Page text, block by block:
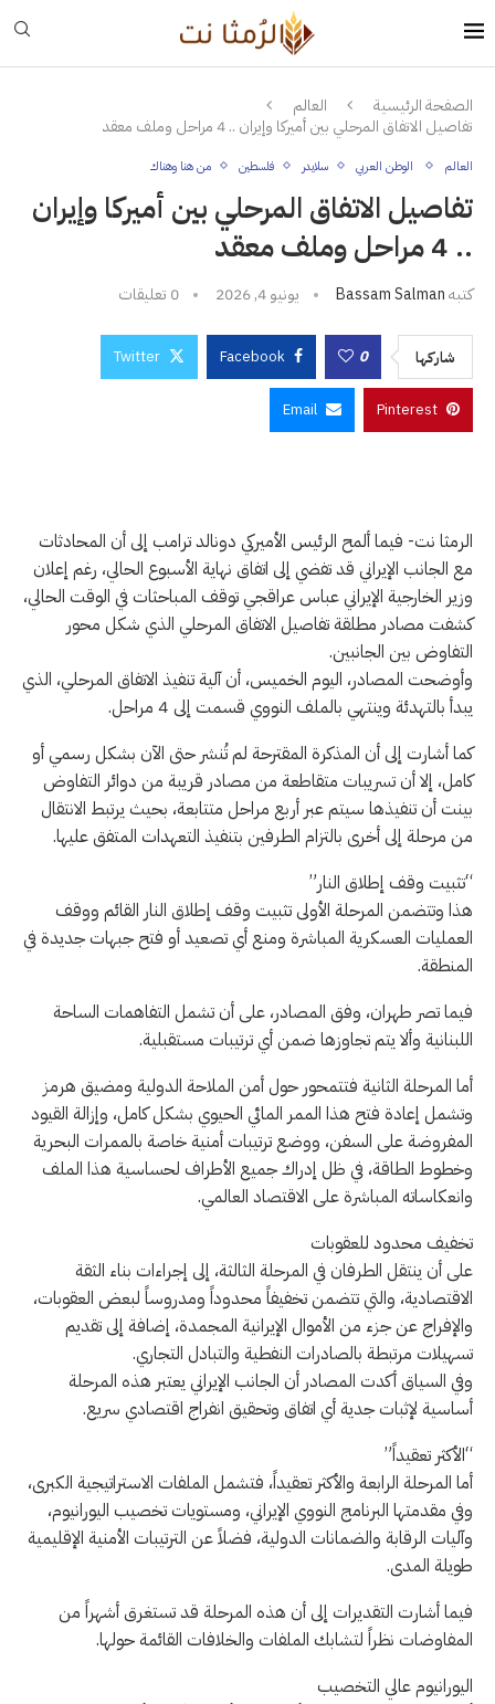
الصفحة الرئيسية
العالم
تفاصيل الاتفاق المرحلي بين أميركا وإيران .. 4 مراحل وملف معقد
العالم الوطن العربي سلايدر فلسطين من هنا وهناك
تفاصيل الاتفاق المرحلي بين أميركا وإيران
.. 4 مراحل وملف معقد
كتبهBassam Salman يونيو 4, 2026 0 تعليقات
شاركها 0
Facebook
Twitter
Pinterest
Email
الرمثا نت- فيما ألمح الرئيس الأميركي دونالد ترامب إلى أن المحادثات
مع الجانب الإيراني قد تفضي إلى اتفاق نهاية الأسبوع الحالي، رغم إعلان
وزير الخارجية الإيراني عباس عراقجي توقف المباحثات في الوقت الحالي،
كشفت مصادر مطلقة تفاصيل الاتفاق المرحلي الذي شكل محور
التفاوض بين الجانبين.
وأوضحت المصادر، اليوم الخميس، أن آلية تنفيذ الاتفاق المرحلي، الذي
يبدأ بالتهدئة وينتهي بالملف النووي قسمت إلى 4 مراحل.
كما أشارت إلى أن المذكرة المقترحة لم تُنشر حتى الآن بشكل رسمي أو
كامل، إلا أن تسريبات متقاطعة من مصادر قريبة من دوائر التفاوض
بينت أن تنفيذها سيتم عبر أربع مراحل متتابعة، بحيث يرتبط الانتقال
من مرحلة إلى أخرى بالتزام الطرفين بتنفيذ التعهدات المتفق عليها.
“تثبيت وقف إطلاق النار”
هذا وتتضمن المرحلة الأولى تثبيت وقف إطلاق النار القائم ووقف
العمليات العسكرية المباشرة ومنع أي تصعيد أو فتح جبهات جديدة في
المنطقة.
فيما تصر طهران، وفق المصادر، على أن تشمل التفاهمات الساحة
اللبنانية وألا يتم تجاوزها ضمن أي ترتيبات مستقبلية.
أما المرحلة الثانية فتتمحور حول أمن الملاحة الدولية ومضيق هرمز
وتشمل إعادة فتح هذا الممر المائي الحيوي بشكل كامل، وإزالة القيود
المفروضة على السفن، ووضع ترتيبات أمنية خاصة بالممرات البحرية
وخطوط الطاقة، في ظل إدراك جميع الأطراف لحساسية هذا الملف
وانعكاساته المباشرة على الاقتصاد العالمي.
تخفيف محدود للعقوبات
على أن ينتقل الطرفان في المرحلة الثالثة، إلى إجراءات بناء الثقة
الاقتصادية، والتي تتضمن تخفيفاً محدوداً ومدروساً لبعض العقوبات،
والإفراج عن جزء من الأموال الإيرانية المجمدة، إضافة إلى تقديم
تسهيلات مرتبطة بالصادرات النفطية والتبادل التجاري.
وفي السياق أكدت المصادر أن الجانب الإيراني يعتبر هذه المرحلة
أساسية لإثبات جدية أي اتفاق وتحقيق انفراج اقتصادي سريع.
“الأكثر تعقيداً”
أما المرحلة الرابعة والأكثر تعقيداً، فتشمل الملفات الاستراتيجية الكبرى،
وفي مقدمتها البرنامج النووي الإيراني، ومستويات تخصيب اليورانيوم،
وآليات الرقابة والضمانات الدولية، فضلاً عن الترتيبات الأمنية الإقليمية
طويلة المدى.
فيما أشارت التقديرات إلى أن هذه المرحلة قد تستغرق أشهراً من
المفاوضات نظراً لتشابك الملفات والخلافات القائمة حولها.
اليورانيوم عالي التخصيب